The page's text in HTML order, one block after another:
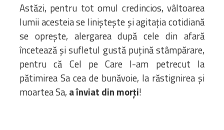
Astăzi, pentru tot omul credincios, vâltoarea
lumii acesteia se liniștește și agitația cotidiană
se oprește, alergarea după cele din afară
încetează și sufletul gustă puțină stâmpărare,
pentru că Cel pe Care l-am petrecut la
pătimirea Sa cea de bunăvoie, la răstignirea și
moartea Sa, a înviat din morți!